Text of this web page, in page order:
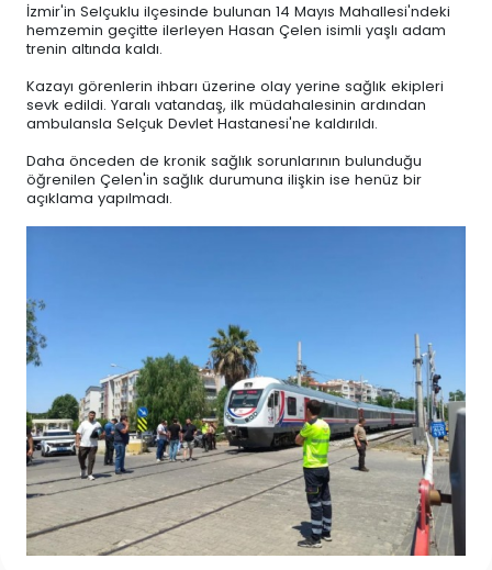
İzmir'in Selçuklu ilçesinde bulunan 14 Mayıs Mahallesi'ndeki
hemzemin geçitte ilerleyen Hasan Çelen isimli yaşlı adam
trenin altında kaldı.
Kazayı görenlerin ihbarı üzerine olay yerine sağlık ekipleri
sevk edildi. Yaralı vatandaş, ilk müdahalesinin ardından
ambulansla Selçuk Devlet Hastanesi'ne kaldırıldı.
Daha önceden de kronik sağlık sorunlarının bulunduğu
öğrenilen Çelen'in sağlık durumuna ilişkin ise henüz bir
açıklama yapılmadı.